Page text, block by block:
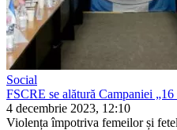
Social
FSCRE se alătură Campaniei
4 decembrie 2023, 12:10
Violența împotriva femeilor și